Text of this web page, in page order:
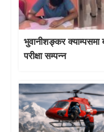
भुवानीशङ्कर क्याम्पसमा
परीक्षा सम्पन्न